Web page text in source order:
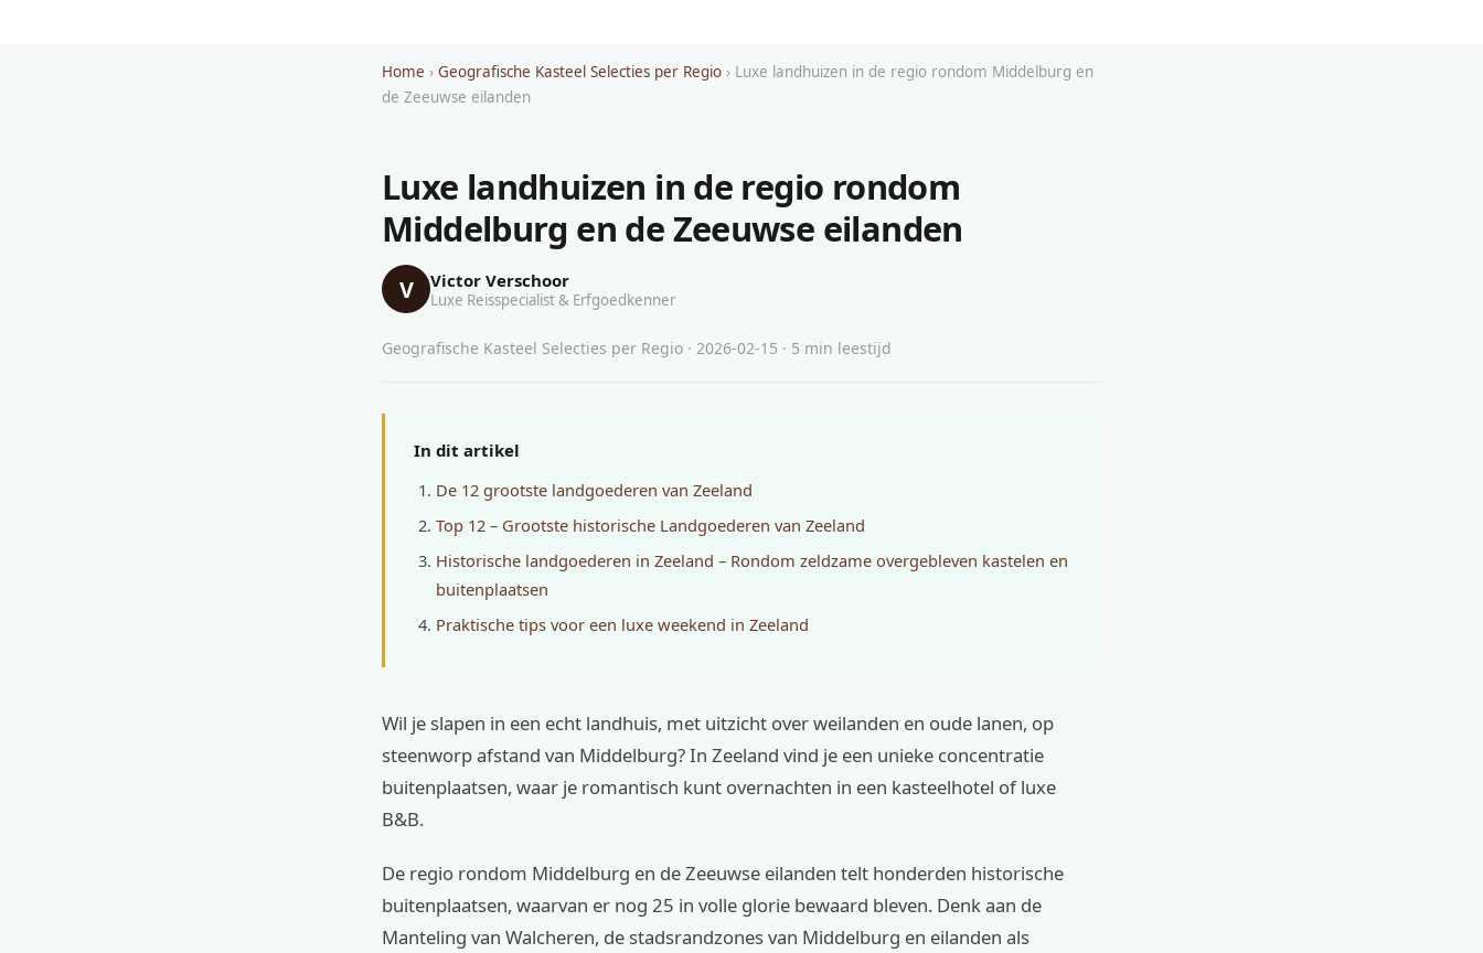
Home › Geografische Kasteel Selecties per Regio › Luxe landhuizen in de regio rondom Middelburg en
de Zeeuwse eilanden
Luxe landhuizen in de regio rondom
Middelburg en de Zeeuwse eilanden
V Victor Verschoor
Luxe Reisspecialist & Erfgoedkenner
Geografische Kasteel Selecties per Regio · 2026-02-15 · 5 min leestijd
In dit artikel
De 12 grootste landgoederen van Zeeland
Top 12 – Grootste historische Landgoederen van Zeeland
Historische landgoederen in Zeeland – Rondom zeldzame overgebleven kastelen en
buitenplaatsen
Praktische tips voor een luxe weekend in Zeeland
Wil je slapen in een echt landhuis, met uitzicht over weilanden en oude lanen, op
steenworp afstand van Middelburg? In Zeeland vind je een unieke concentratie
buitenplaatsen, waar je romantisch kunt overnachten in een kasteelhotel of luxe
B&B.
De regio rondom Middelburg en de Zeeuwse eilanden telt honderden historische
buitenplaatsen, waarvan er nog 25 in volle glorie bewaard bleven. Denk aan de
Manteling van Walcheren, de stadsrandzones van Middelburg en eilanden als